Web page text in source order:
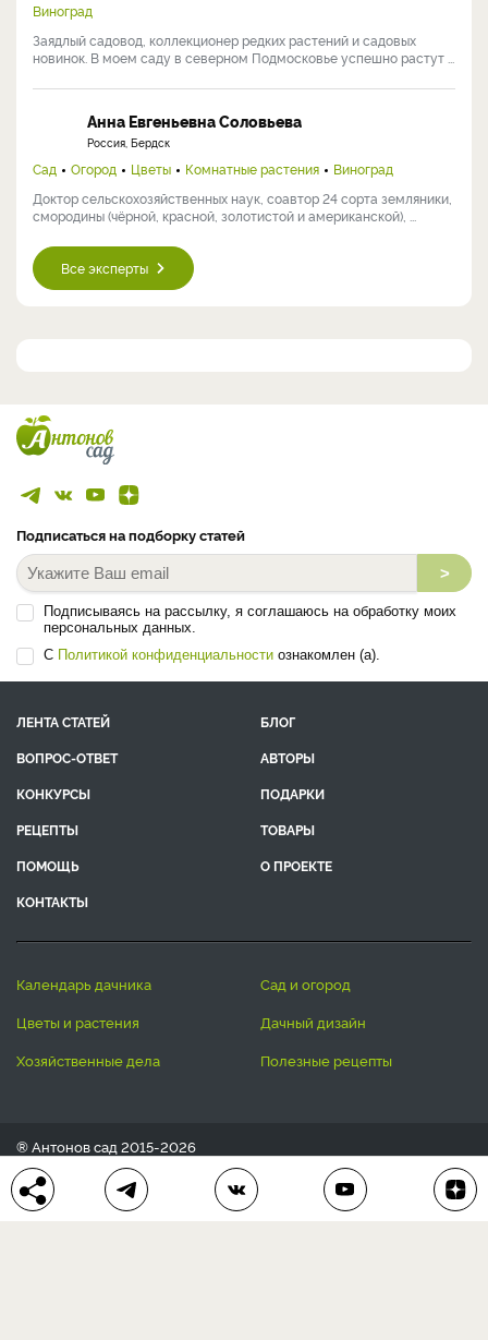
Виноград
Заядлый садовод, коллекционер редких растений и садовых
новинок. В моем саду в северном Подмосковье успешно растут ...
Анна Евгеньевна Соловьева
Россия, Бердск
Сад Огород Цветы Комнатные растения
Виноград
Доктор сельскохозяйственных наук, соавтор 24 сорта земляники,
смородины (чёрной, красной, золотистой и американской), ...
Все эксперты
Подписаться на подборку статей
>
Подписываясь на рассылку, я соглашаюсь на обработку моих
персональных данных.
С Политикой конфиденциальности ознакомлен (а).
ЛЕНТА СТАТЕЙ
БЛОГ
ВОПРОС-ОТВЕТ
АВТОРЫ
КОНКУРСЫ
ПОДАРКИ
РЕЦЕПТЫ
ТОВАРЫ
ПОМОЩЬ
О ПРОЕКТЕ
КОНТАКТЫ
календарь дачника
сад и огород
цветы и растения
дачный дизайн
хозяйственные дела
полезные рецепты
® Антонов сад 2015-2026
Политика конфиденциальности
Пользовательское соглашение